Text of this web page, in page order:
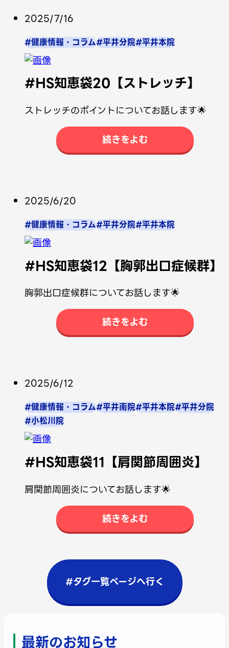
2025/7/16
#健康情報・コラム#平井分院#平井本院
#HS知恵袋20【ストレッチ】
ストレッチのポイントについてお話します🌟
続きをよむ
2025/6/20
#健康情報・コラム#平井分院#平井本院
#HS知恵袋12【胸郭出口症候群】
胸郭出口症候群についてお話します🌟
続きをよむ
2025/6/12
#健康情報・コラム#平井南院#平井本院#平井分院
#小松川院
#HS知恵袋11【肩関節周囲炎】
肩関節周囲炎についてお話します🌟
続きをよむ
#タグ一覧ページへ行く
最新のお知らせ